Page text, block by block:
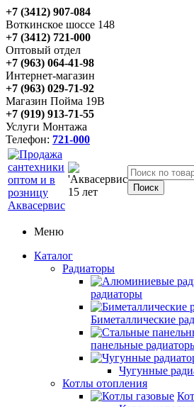
+7 (3412) 907-084
Воткинское шоссе 148
+7 (3412) 721-000
Оптовый отдел
+7 (963) 064-41-98
Интернет-магазин
+7 (963) 029-71-92
Магазин Пойма 19В
+7 (919) 913-71-55
Услуги Монтажа
Телефон: 721-000
Меню
Каталог
Радиаторы
радиаторы
Биметаллические
панельные
Чугунные
Котлы отопления